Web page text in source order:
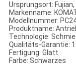
Ursprungsort:
Markenname:
Modellnummer:
Produktname:
Technologie:
Qualitäts-Garantie:
Fertigung: Glatt
Farbe: Schwarzes